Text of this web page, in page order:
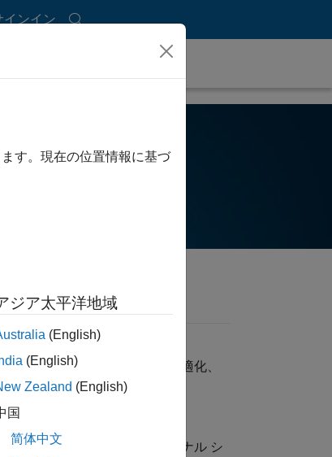
インイン
トロニクス
トロニクスシステムの設計、最適化、
び検証
ログシステムとミックスドシグナル シ
す。現在の位置情報に基づ
ジア太平洋地域
(English)
(English)
Zealand (English)
国
简体中文